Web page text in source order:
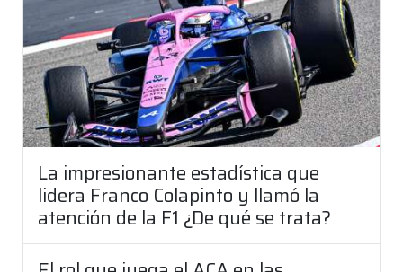
La impresionante estadística que
lidera Franco Colapinto y llamó la
atención de la F1 ¿De qué se trata?